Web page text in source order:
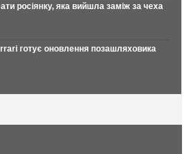
росіянку, яка вийшла заміж за чеха
готує оновлення позашляховика